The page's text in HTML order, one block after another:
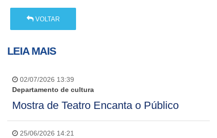
VOLTAR
LEIA MAIS
02/07/2026 13:39
Departamento de cultura
Mostra de Teatro Encanta o Público
25/06/2026 14:21